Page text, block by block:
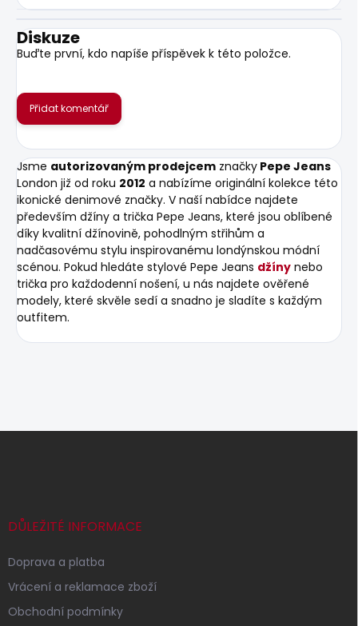
Diskuze
Buďte první, kdo napíše příspěvek k této položce.
Přidat komentář
Jsme autorizovaným prodejcem značky Pepe Jeans
London již od roku 2012 a nabízíme originální kolekce této
ikonické denimové značky. V naší nabídce najdete
především džíny a trička Pepe Jeans, které jsou oblíbené
díky kvalitní džínovině, pohodlným střihům a
nadčasovému stylu inspirovanému londýnskou módní
scénou. Pokud hledáte stylové Pepe Jeans džíny nebo
trička pro každodenní nošení, u nás najdete ověřené
modely, které skvěle sedí a snadno je sladíte s každým
outfitem.
Z
DŮLEŽITÉ INFORMACE
Doprava a platba
Vrácení a reklamace zboží
Obchodní podmínky